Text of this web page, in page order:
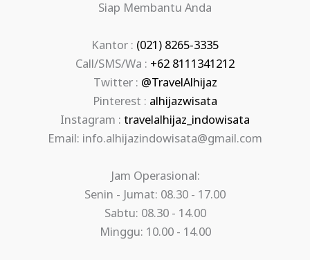
Siap Membantu Anda
Kantor : (021) 8265-3335
Call/SMS/Wa : +62 8111341212
Twitter : @TravelAlhijaz
Pinterest : alhijazwisata
Instagram : travelalhijaz_indowisata
Email: info.alhijazindowisata@gmail.com
Jam Operasional:
Senin - Jumat: 08.30 - 17.00
Sabtu: 08.30 - 14.00
Minggu: 10.00 - 14.00